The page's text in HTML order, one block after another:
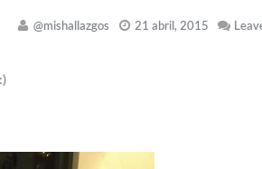
@mishallazgos 21 abril, 2015